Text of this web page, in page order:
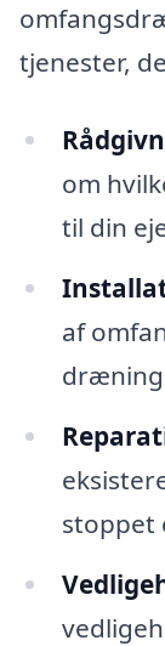
tjenester,
om
til din
af
dræning
stoppet